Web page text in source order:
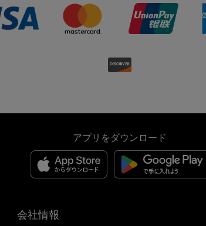
アプリをダウンロード
会社情報